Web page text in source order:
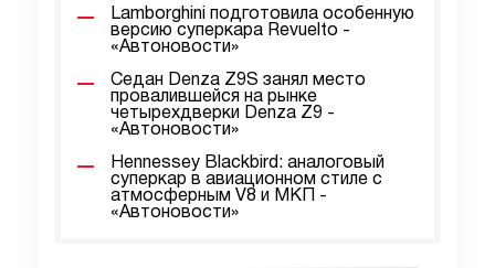
Lamborghini подготовила особенную
версию суперкара Revuelto -
«Автоновости»
Седан Denza Z9S занял место
провалившейся на рынке
четырехдверки Denza Z9 -
«Автоновости»
Hennessey Blackbird: аналоговый
суперкар в авиационном стиле с
атмосферным V8 и МКП -
«Автоновости»